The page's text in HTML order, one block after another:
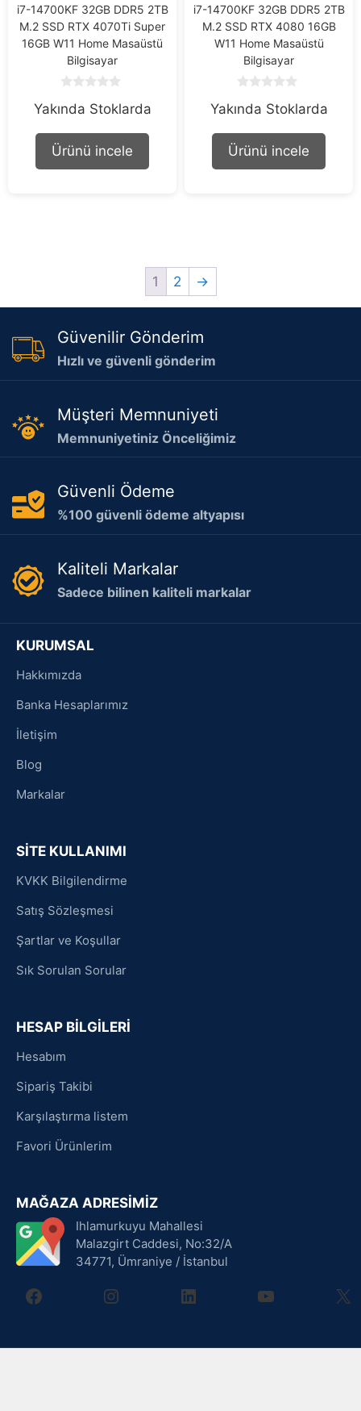
i7-14700KF 32GB DDR5 2TB
M.2 SSD RTX 4070Ti Super
16GB W11 Home Masaüstü
Bilgisayar
o
t
f
Yakında Stoklarda
Ürünü incele
i7-14700KF 32GB DDR5 2TB
M.2 SSD RTX 4080 16GB
W11 Home Masaüstü
Bilgisayar
o
t
f
Yakında Stoklarda
Ürünü incele
1 2 →
Güvenilir Gönderim
Hızlı ve güvenli gönderim
Müşteri Memnuniyeti
Memnuniyetiniz Önceliğimiz
Güvenli Ödeme
%100 güvenli ödeme altyapısı
Kaliteli Markalar
Sadece bilinen kaliteli markalar
KURUMSAL
Hakkımızda
Banka Hesaplarımız
İletişim
Blog
Markalar
SİTE KULLANIMI
KVKK Bilgilendirme
Satış Sözleşmesi
Şartlar ve Koşullar
Sık Sorulan Sorular
HESAP BİLGİLERİ
Hesabım
Sipariş Takibi
Karşılaştırma listem
Favori Ürünlerim
MAĞAZA ADRESİMİZ
Ihlamurkuyu Mahallesi
Malazgirt Caddesi, No:32/A
34771, Ümraniye / İstanbul
facebookinstagramlinkedin youtube X